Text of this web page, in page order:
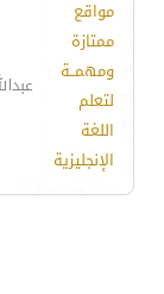
مواقع
ممتازة
ومهمــة
لتعلم
اللغة
الإنجليزية